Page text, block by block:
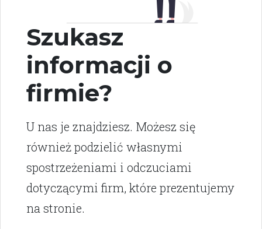
Szukasz
informacji o
firmie?
U nas je znajdziesz. Możesz się
również podzielić własnymi
spostrzeżeniami i odczuciami
dotyczącymi firm, które prezentujemy
na stronie.